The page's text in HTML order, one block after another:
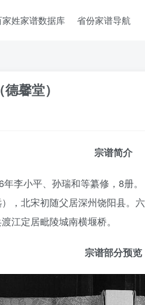
家姓家谱数据库 省份家谱导航
馨堂）
宗谱简介
李小平、孙瑞和等纂修，8册。
，北宋初随父居深州饶阳县。
江定居毗陵城南横堰桥。
宗谱部分预览